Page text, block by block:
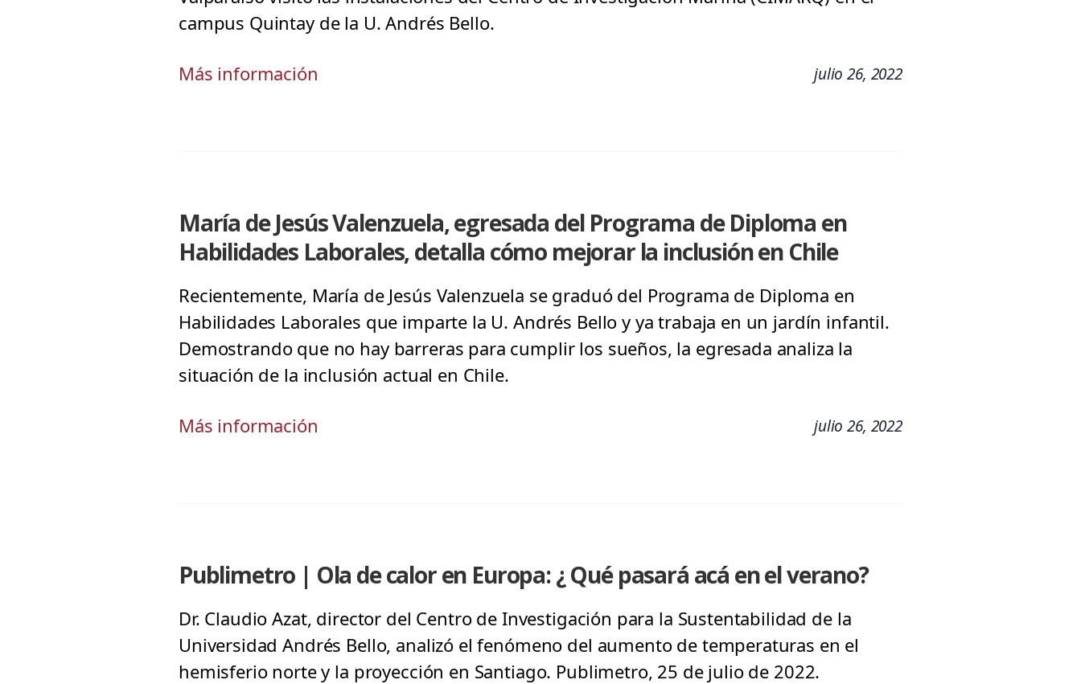
campus Quintay de la U. Andrés Bello.
Más información julio 26, 2022
María de Jesús Valenzuela, egresada del Programa de Diploma en
Habilidades Laborales, detalla cómo mejorar la inclusión en Chile
Recientemente, María de Jesús Valenzuela se graduó del Programa de Diploma en
Habilidades Laborales que imparte la U. Andrés Bello y ya trabaja en un jardín infantil.
Demostrando que no hay barreras para cumplir los sueños, la egresada analiza la
situación de la inclusión actual en Chile.
Más información julio 26, 2022
Publimetro | Ola de calor en Europa: ¿ Qué pasará acá en el verano?
Dr. Claudio Azat, director del Centro de Investigación para la Sustentabilidad de la
Universidad Andrés Bello, analizó el fenómeno del aumento de temperaturas en el
hemisferio norte y la proyección en Santiago. Publimetro, 25 de julio de 2022.